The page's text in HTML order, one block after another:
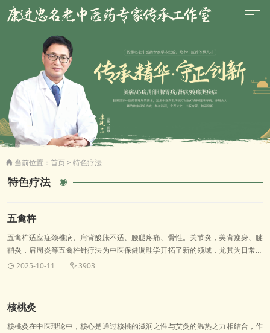
 当前位置： 首页> 特色疗法
特色疗法
五禽杵
五禽杵适应症颈椎病、肩背酸胀不适、腰腿疼痛、骨性。关节炎，美背瘦身、腱
鞘炎，肩周炎等五禽杵针疗法为中医保健调理学开拓了新的领域，尤其为日常保
健养生提供了极有益的方法。
 2025-10-11  3903
核桃灸
核桃灸在中医理论中，核心是通过核桃的滋润之性与艾灸的温热之力相结合，作